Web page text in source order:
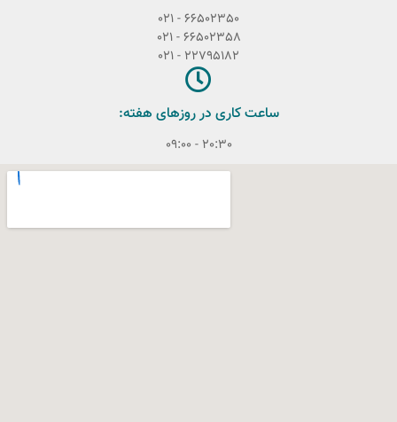
66502350 - 021
66502358 - 021
22795182 - 021
ساعت کاری در روزهای هفته:
20:30 - 09:00